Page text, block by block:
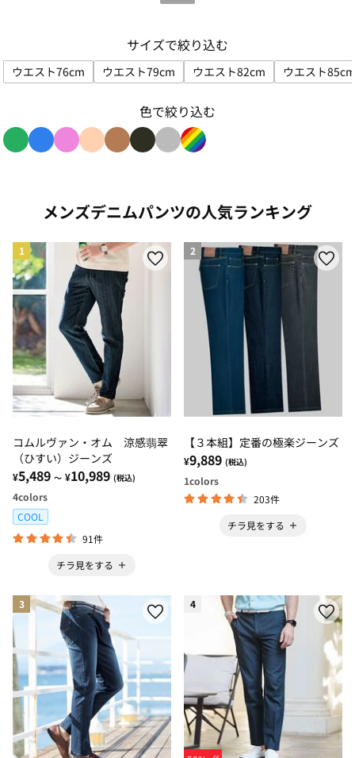
サイズで絞り込む
ウエスト76cm
サイズで絞り込み: ウエスト76cm
ウエスト79cm
サイズで絞り込み: ウエスト79cm
ウエスト82cm
サイズで絞り込み: ウエ
ウエスト85cm
サイ
色で絞り込む
メンズデニムパンツの人気ランキング
1
コムルヴァン・オム 涼感翡翠
（ひすい）ジーンズ
¥5,489 ～ ¥10,989 (税込)
4colors
COOL
91件
チラ見をする
2
【３本組】定番の極楽ジーンズ
¥9,889 (税込)
1colors
203件
チラ見をする
3 4